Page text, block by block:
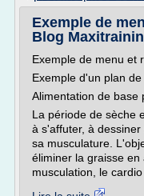
Exemple de
Blog
Exemple de menu et
Exemple d'un plan
Alimentation de base
La période de sèche
à s'affuter, à
sa musculature.
éliminer la graisse
musculation, le cardio